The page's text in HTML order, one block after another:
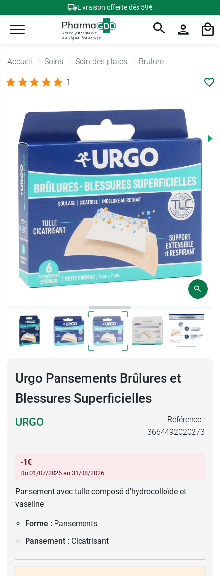
Livraison offerte dès 59€
Accueil Soins Soin des plaies Brulure
1
Urgo Pansements Brûlures et
Blessures Superficielles
URGO
Référence :
3664492020273
-1€
Du 01/07/2026 au 31/08/2026
Pansement avec tulle composé d’hydrocolloïde et
vaseline
Forme : Pansements
Pansement : Cicatrisant